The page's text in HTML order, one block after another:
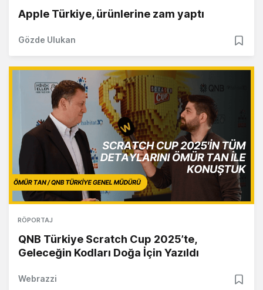
Apple Türkiye, ürünlerine zam yaptı
Gözde Ulukan
RÖPORTAJ
QNB Türkiye Scratch Cup 2025’te,
Geleceğin Kodları Doğa İçin Yazıldı
Webrazzi